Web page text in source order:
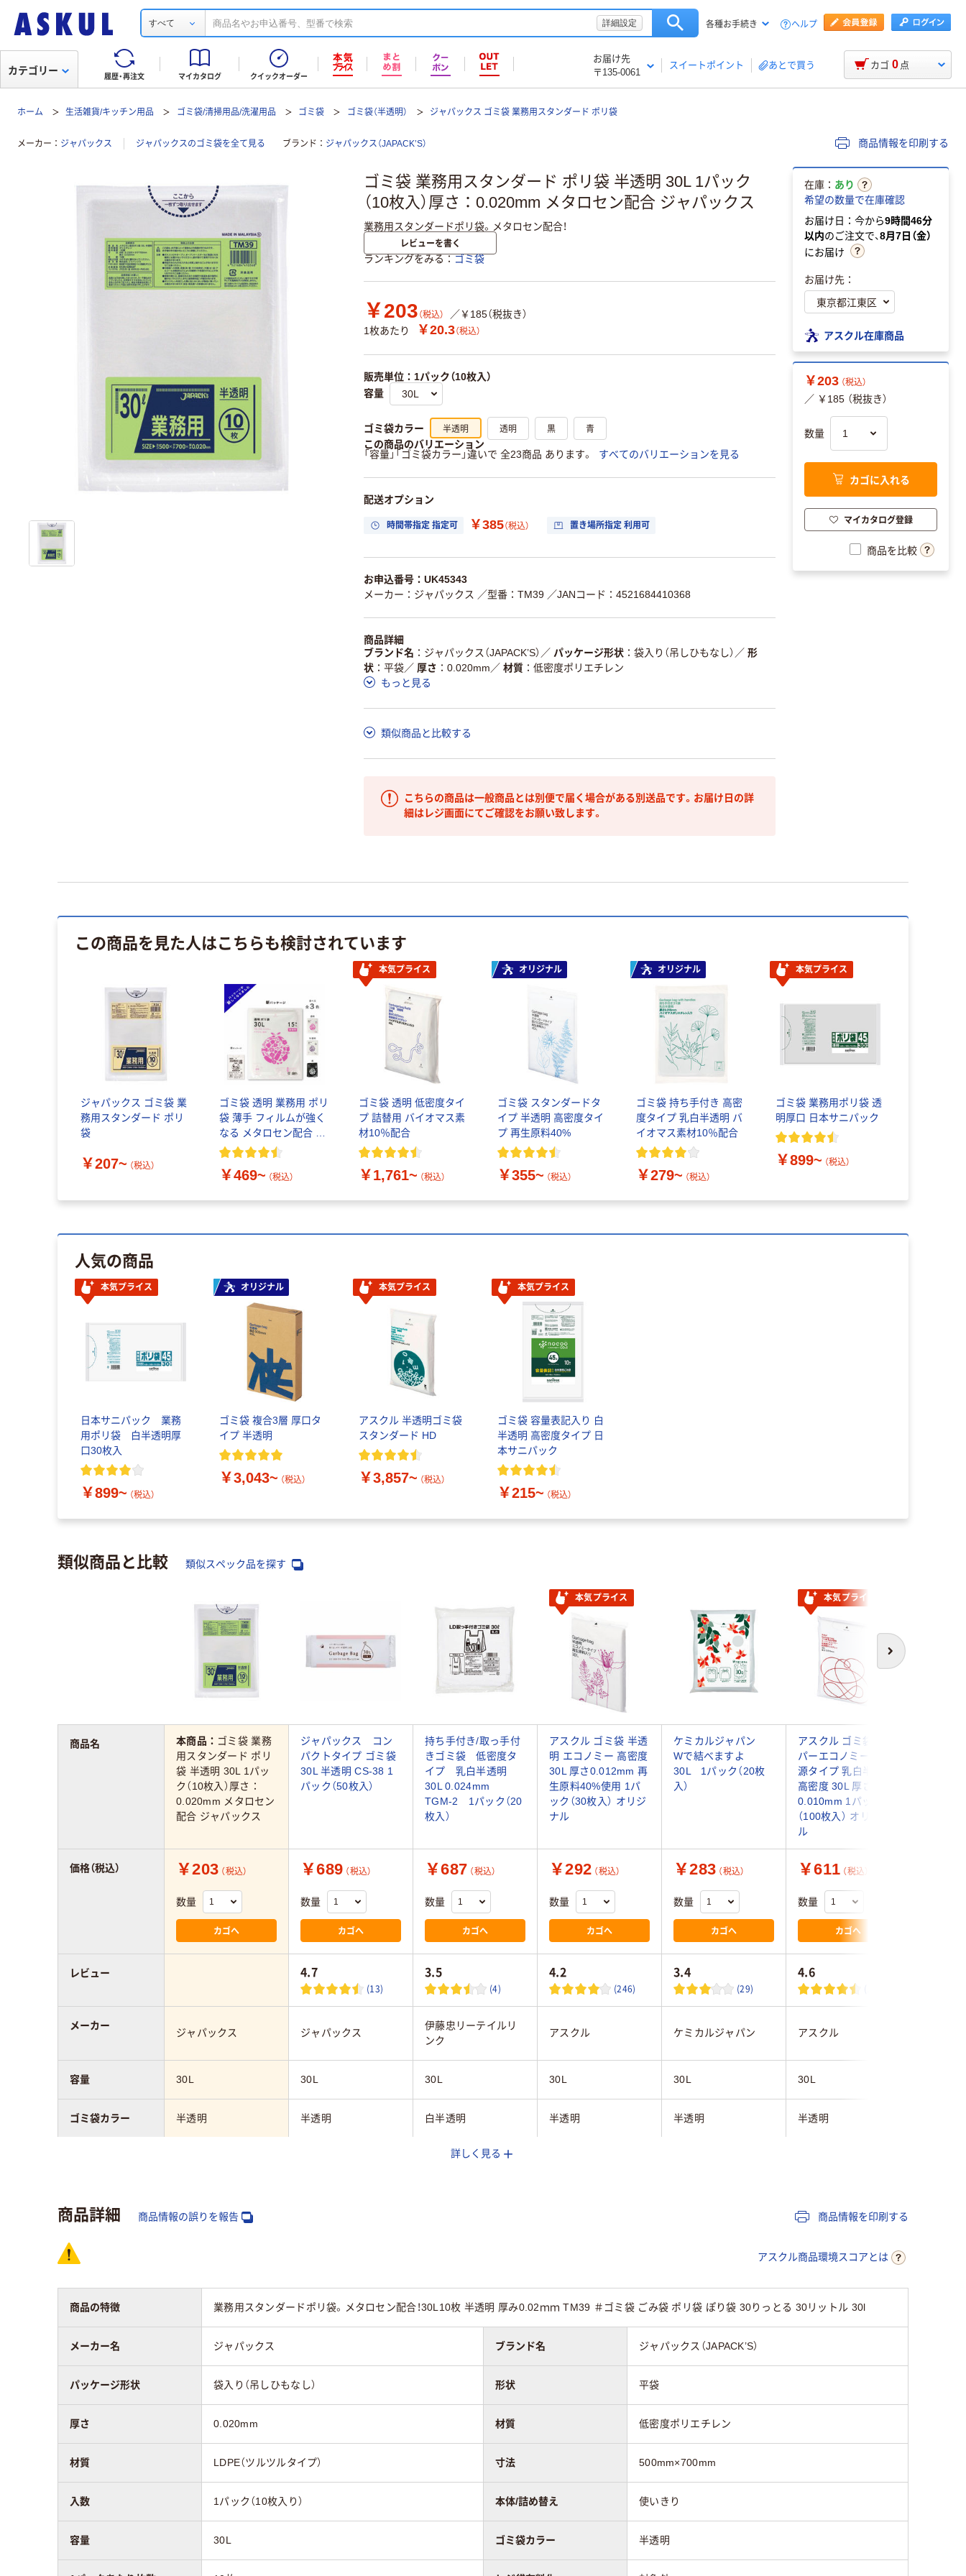
すべて 詳細設定 各種お手続き ヘルプ
履歴・再注文 マイカタログ クイックオーダー
お届け先
〒135-0061
スイートポイント あとで買う
カテゴリー カゴ 0 点
ホーム 生活雑貨/キッチン用品 ゴミ袋/清掃用品/洗濯用品 ゴミ袋 ゴミ袋（半透明） ジャパックス ゴミ袋 業務用スタンダード ポリ袋
メーカー ジャパックス ジャパックスのゴミ袋を全て見る ブランド ジャパックス（JAPACK’S） 商品情報を印刷する
ゴミ袋 業務用スタンダード ポリ袋 半透明 30L 1パック
（10枚入）厚さ：0.020mm メタロセン配合 ジャパックス
業務用スタンダードポリ袋。メタロセン配合！
レビューを書く
ランキングをみる ゴミ袋
￥203 （税込）
／￥185（税抜き）
1枚あたり
￥20.3（税込）
販売単位：1パック（10枚入）
容量
ゴミ袋カラー 半透明 透明 黒 青
この商品のバリエーション
「容量」「ゴミ袋カラー」違いで 全23商品 あります。
すべてのバリエーションを見る
配送オプション
時間帯指定 指定可 ￥385（税込） 置き場所指定 利用可
お申込番号：UK45343
メーカー：ジャパックス ／型番：TM39 ／JANコード：4521684410368
商品詳細
ブランド名
ジャパックス（JAPACK’S） ／ パッケージ形状 袋入り（吊しひもなし） ／ 形
状
平袋／ 厚さ 0.020mm ／ 材質
低密度ポリエチレン
もっと見る
類似商品と比較する
こちらの商品は一般商品とは別便で届く場合がある別送品です。お届け日の詳
細はレジ画面にてご確認をお願い致します。
在庫： あり
希望の数量で在庫確認
お届け日：今から9時間46分
以内のご注文で、8月7日（金）
にお届け
お届け先：
アスクル在庫商品
￥203 （税込）
／ ￥185 （税抜き）
数量
カゴに入れる
マイカタログ登録
商品を比較
この商品を見た人はこちらも検討されています
ジャパックス ゴミ袋 業
務用スタンダード ポリ
袋
￥207~ （税込）
ゴミ袋 透明 業務用 ポリ
袋 薄手 フィルムが強く
なる メタロセン配合 伊
藤忠リーテイルリンク
￥469~ （税込）
本気プライス
ゴミ袋 透明 低密度タイ
プ 詰替用 バイオマス素
材10％配合
￥1,761~ （税込）
オリジナル
ゴミ袋 スタンダードタ
イプ 半透明 高密度タイ
プ 再生原料40%
￥355~ （税込）
オリジナル
ゴミ袋 持ち手付き 高密
度タイプ 乳白半透明 バ
イオマス素材10％配合
￥279~ （税込）
本気プライス
ゴミ袋 業務用ポリ袋 透
明厚口 日本サニパック
￥899~ （税込）
人気の商品
本気プライス
日本サニパック 業務
用ポリ袋 白半透明厚
口30枚入
￥899~ （税込）
オリジナル
ゴミ袋 複合3層 厚口タ
イプ 半透明
￥3,043~ （税込）
本気プライス
アスクル 半透明ゴミ袋
スタンダード HD
￥3,857~ （税込）
本気プライス
ゴミ袋 容量表記入り 白
半透明 高密度タイプ 日
本サニパック
￥215~ （税込）
類似商品と比較 類似スペック品を探す
次へ
本気プライス 本気プライス
本商品： ゴミ袋 業務
用スタンダード ポリ
袋 半透明 30L 1パッ
ク（10枚入）厚さ：
0.020mm メタロセン
配合 ジャパックス
ジャパックス コン
パクトタイプ ゴミ袋
30L 半透明 CS-38 1
パック（50枚入）
持ち手付き/取っ手付
きゴミ袋 低密度タ
イプ 乳白半透明
30L 0.024mm
TGM-2 1パック（20
枚入）
アスクル ゴミ袋 半透
明 エコノミー 高密度
30L 厚さ0.012mm 再
生原料40%使用 1パ
ック（30枚入） オリジ
ナル
ケミカルジャパン
Wで結べますよ
30L 1パック（20枚
入）
アスクル ゴミ袋 スー
パーエコノミー 省資
源タイプ 乳白半透明
高密度 30L 厚さ
0.010mm 1パック
（100枚入） オリジナ
ル
￥203 （税込）
数量
カゴへ
￥689 （税込）
数量
カゴへ
￥687 （税込）
数量
カゴへ
￥292 （税込）
数量
カゴへ
￥283 （税込）
数量
カゴへ
￥611 （税込）
数量
カゴへ
4.7
(13)
3.5
(4)
4.2
(246)
3.4
(29)
4.6
(13)
ジャパックス ジャパックス
伊藤忠リーテイルリ
ンク
アスクル ケミカルジャパン アスクル
30L 30L 30L 30L 30L 30L
半透明 半透明 白半透明 半透明 半透明 半透明
0.020mm 0.010mm
HDPE（カサカサタイ
高密度ポリエチレン
15 25 30 20
商品名
価格（税込）
レビュー
メーカー
容量
ゴミ袋カラー
厚さ
材質
詳しく見る
商品詳細 商品情報の誤りを報告 商品情報を印刷する
アスクル商品環境スコアとは
商品の特徴 業務用スタンダードポリ袋。メタロセン配合！30L10枚 半透明 厚み0.02ｍｍ TM39 ＃ゴミ袋 ごみ袋 ポリ袋 ぽり袋 30りっとる 30リットル 30l
メーカー名 ジャパックス ブランド名 ジャパックス（JAPACK’S）
パッケージ形状 袋入り（吊しひもなし） 形状 平袋
厚さ 0.020mm 材質 低密度ポリエチレン
材質 LDPE（ツルツルタイプ） 寸法 500mm×700mm
入数 1パック（10枚入り） 本体/詰め替え 使いきり
容量 30L ゴミ袋カラー 半透明